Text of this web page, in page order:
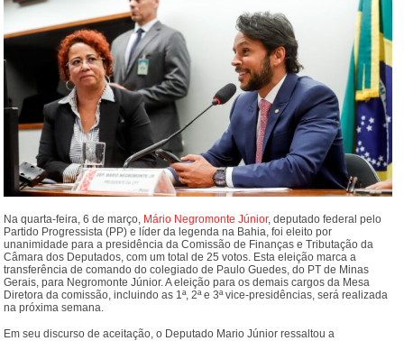
Na quarta-feira, 6 de março, Mário Negromonte Júnior, deputado federal pelo
Partido Progressista (PP) e líder da legenda na Bahia, foi eleito por
unanimidade para a presidência da Comissão de Finanças e Tributação da
Câmara dos Deputados, com um total de 25 votos. Esta eleição marca a
transferência de comando do colegiado de Paulo Guedes, do PT de Minas
Gerais, para Negromonte Júnior. A eleição para os demais cargos da Mesa
Diretora da comissão, incluindo as 1ª, 2ª e 3ª vice-presidências, será realizada
na próxima semana.
Em seu discurso de aceitação, o Deputado Mario Júnior ressaltou a